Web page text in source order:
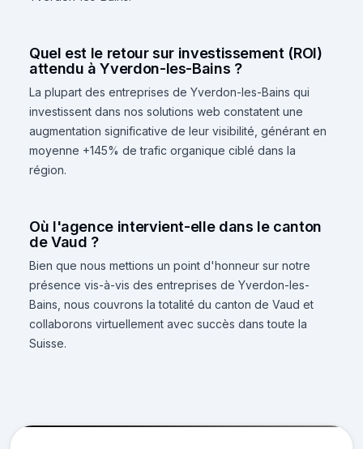
Quel est le retour sur investissement (ROI)
attendu à Yverdon-les-Bains ?
La plupart des entreprises de Yverdon-les-Bains qui
investissent dans nos solutions web constatent une
augmentation significative de leur visibilité, générant en
moyenne +145% de trafic organique ciblé dans la
région.
Où l'agence intervient-elle dans le canton
de Vaud ?
Bien que nous mettions un point d'honneur sur notre
présence vis-à-vis des entreprises de Yverdon-les-
Bains, nous couvrons la totalité du canton de Vaud et
collaborons virtuellement avec succès dans toute la
Suisse.